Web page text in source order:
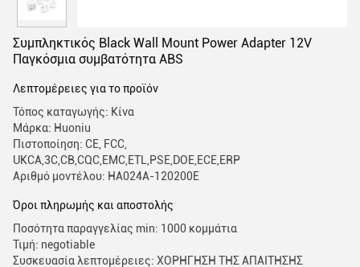
Συμπληκτικός Black Wall Mount Power Adapter 12V
Παγκόσμια συμβατότητα ABS
Λεπτομέρειες για το προϊόν
Τόπος καταγωγής: Κίνα
Μάρκα: Huoniu
Πιστοποίηση: CE, FCC,
UKCA,3C,CB,CQC,EMC,ETL,PSE,DOE,ECE,ERP
Αριθμό μοντέλου: HA024A-120200E
Όροι πληρωμής και αποστολής
Ποσότητα παραγγελίας min: 1000 κομμάτια
Τιμή: negotiable
Συσκευασία λεπτομέρειες: ΧΟΡΗΓΗΣΗ ΤΗΣ ΑΠΑΙΤΗΣΗΣ